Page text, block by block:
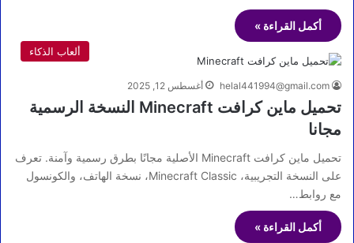
أكمل القراءة »
ألعاب الذكاء
helal441994@gmail.com أغسطس 12, 2025
تحميل ماين كرافت Minecraft النسخة الرسمية
مجانا
تحميل ماين كرافت Minecraft الأصلية مجانًا بطرق رسمية وآمنة. تعرف
على النسخة التجريبية، Minecraft Classic، نسخة الهاتف، والكونسول
مع روابط…
أكمل القراءة »